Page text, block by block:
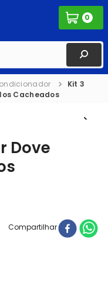
0
Kit 3
Cacheados
Dove
Compartilhar